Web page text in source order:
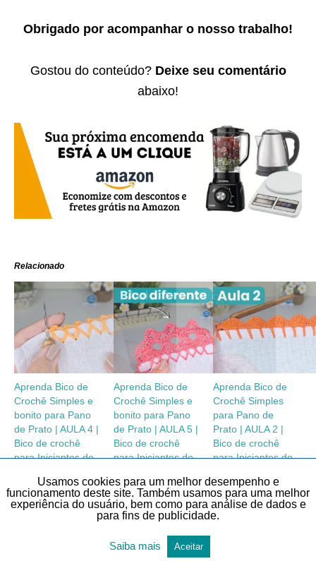
Obrigado por acompanhar o nosso trabalho!
Gostou do conteúdo? Deixe seu comentário
abaixo!
Relacionado
Aprenda Bico de
Crochê Simples e
bonito para Pano
de Prato | AULA 4 |
Bico de crochê
para Iniciantes do
Aprenda Bico de
Crochê Simples e
bonito para Pano
de Prato | AULA 5 |
Bico de crochê
para Iniciantes do
Aprenda Bico de
Crochê Simples
para Pano de
Prato | AULA 2 |
Bico de crochê
para Iniciantes do
Usamos cookies para um melhor desempenho e
funcionamento deste site. Também usamos para uma melhor
experiência do usuário, bem como para análise de dados e
para fins de publicidade.
Saiba mais Aceitar